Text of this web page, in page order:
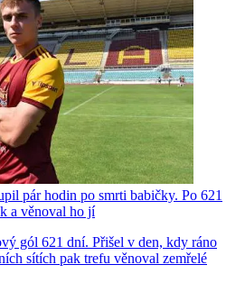
pár hodin po smrti babičky. Po 621
a věnoval ho jí
gól 621 dní. Přišel v den, kdy ráno
sítích pak trefu věnoval zemřelé